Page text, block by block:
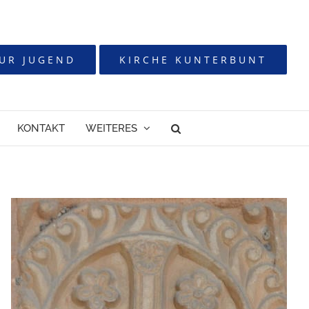
JUGEND KIRCHE KUNTERBUNT
KONTAKT WEITERES